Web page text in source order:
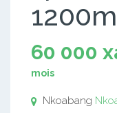
60 000
mois
Nkoabang